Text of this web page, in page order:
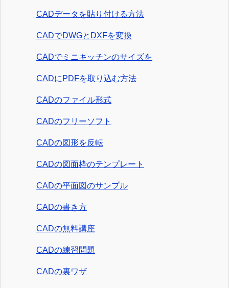
CADデータを貼り付ける方法
CADでDWGとDXFを変換
CADでミニキッチンのサイズを
CADにPDFを取り込む方法
CADのファイル形式
CADのフリーソフト
CADの図形を反転
CADの図面枠のテンプレート
CADの平面図のサンプル
CADの書き方
CADの無料講座
CADの練習問題
CADの裏ワザ